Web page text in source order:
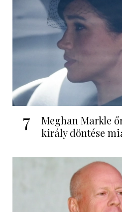
7
Meghan Markle
király döntése